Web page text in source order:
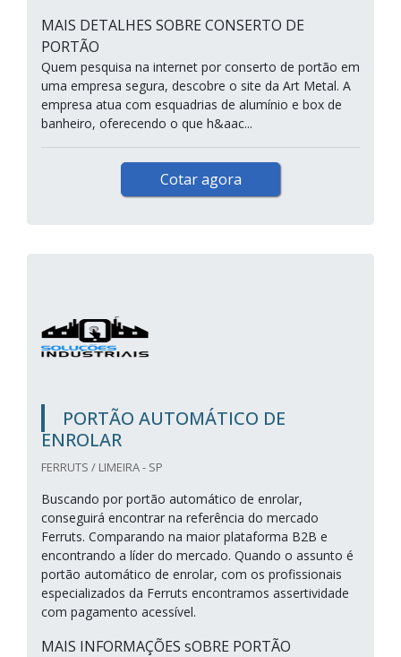
MAIS DETALHES SOBRE CONSERTO DE
PORTÃO
Quem pesquisa na internet por conserto de portão em
uma empresa segura, descobre o site da Art Metal. A
empresa atua com esquadrias de alumínio e box de
banheiro, oferecendo o que h&aac...
Cotar agora
PORTÃO AUTOMÁTICO DE
ENROLAR
FERRUTS / LIMEIRA - SP
Buscando por portão automático de enrolar,
conseguirá encontrar na referência do mercado
Ferruts. Comparando na maior plataforma B2B e
encontrando a líder do mercado. Quando o assunto é
portão automático de enrolar, com os profissionais
especializados da Ferruts encontramos assertividade
com pagamento acessível.
MAIS INFORMAÇÕES sOBRE PORTÃO